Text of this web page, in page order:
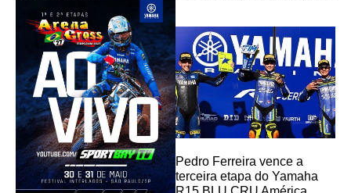
Pedro Ferreira vence a
terceira etapa do Yamaha